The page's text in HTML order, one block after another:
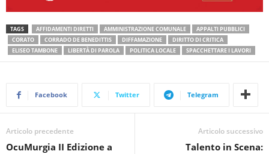
TAGS AFFIDAMENTI DIRETTI AMMINISTRAZIONE COMUNALE
APPALTI PUBBLICI
CORATO
CORRADO DE BENEDITTIS DIFFAMAZIONE
DIRITTO DI CRITICA
ELISEO TAMBONE
LIBERTÀ DI PAROLA POLITICA LOCALE SPACCHETTARE I LAVORI
Facebook Twitter Telegram
Articolo precedente
OcuMurgia II Edizione a
Articolo successivo
Talento in Scena: